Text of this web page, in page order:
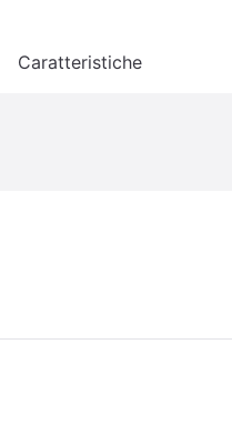
Caratteristiche